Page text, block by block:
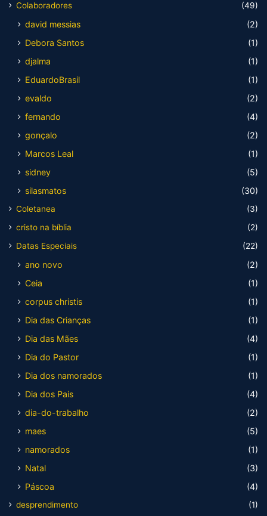
Colaboradores (49)
david messias
(2)
Debora Santos
(1)
djalma
(1)
EduardoBrasil
(1)
evaldo
(2)
fernando
(4)
gonçalo
(2)
Marcos Leal
(1)
sidney
(5)
silasmatos
(30)
Coletanea
(3)
cristo na bíblia
(2)
Datas Especiais
(22)
ano novo
(2)
Ceia
(1)
corpus christis
(1)
Dia das Crianças
(1)
Dia das Mães
(4)
Dia do Pastor
(1)
Dia dos namorados
(1)
Dia dos Pais
(4)
dia-do-trabalho
(2)
maes
(5)
namorados
(1)
Natal
(3)
Páscoa
(4)
desprendimento (1)